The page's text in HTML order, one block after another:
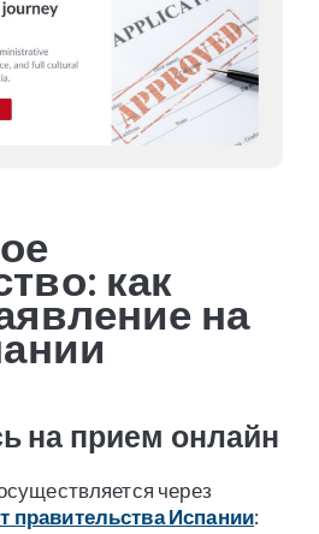
как
на
на прием онлайн
через
Испании: